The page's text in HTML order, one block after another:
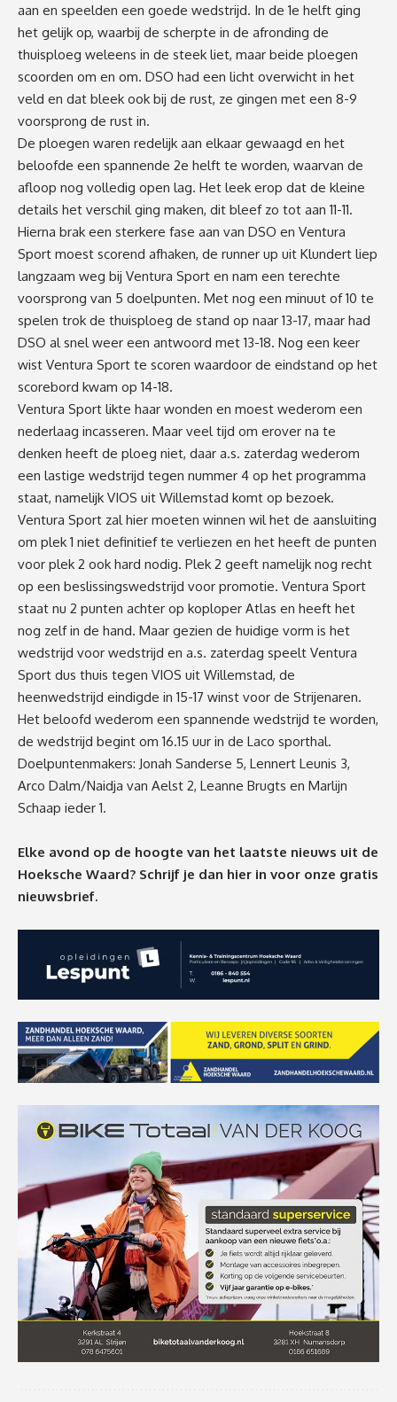
aan en speelden een goede wedstrijd. In de 1e helft ging
het gelijk op, waarbij de scherpte in de afronding de
thuisploeg weleens in de steek liet, maar beide ploegen
scoorden om en om. DSO had een licht overwicht in het
veld en dat bleek ook bij de rust, ze gingen met een 8-9
voorsprong de rust in.
De ploegen waren redelijk aan elkaar gewaagd en het
beloofde een spannende 2e helft te worden, waarvan de
afloop nog volledig open lag. Het leek erop dat de kleine
details het verschil ging maken, dit bleef zo tot aan 11-11.
Hierna brak een sterkere fase aan van DSO en Ventura
Sport moest scorend afhaken, de runner up uit Klundert liep
langzaam weg bij Ventura Sport en nam een terechte
voorsprong van 5 doelpunten. Met nog een minuut of 10 te
spelen trok de thuisploeg de stand op naar 13-17, maar had
DSO al snel weer een antwoord met 13-18. Nog een keer
wist Ventura Sport te scoren waardoor de eindstand op het
scorebord kwam op 14-18.
Ventura Sport likte haar wonden en moest wederom een
nederlaag incasseren. Maar veel tijd om erover na te
denken heeft de ploeg niet, daar a.s. zaterdag wederom
een lastige wedstrijd tegen nummer 4 op het programma
staat, namelijk VIOS uit Willemstad komt op bezoek.
Ventura Sport zal hier moeten winnen wil het de aansluiting
om plek 1 niet definitief te verliezen en het heeft de punten
voor plek 2 ook hard nodig. Plek 2 geeft namelijk nog recht
op een beslissingswedstrijd voor promotie. Ventura Sport
staat nu 2 punten achter op koploper Atlas en heeft het
nog zelf in de hand. Maar gezien de huidige vorm is het
wedstrijd voor wedstrijd en a.s. zaterdag speelt Ventura
Sport dus thuis tegen VIOS uit Willemstad, de
heenwedstrijd eindigde in 15-17 winst voor de Strijenaren.
Het beloofd wederom een spannende wedstrijd te worden,
de wedstrijd begint om 16.15 uur in de Laco sporthal.
Doelpuntenmakers: Jonah Sanderse 5, Lennert Leunis 3,
Arco Dalm/Naidja van Aelst 2, Leanne Brugts en Marlijn
Schaap ieder 1.
Elke avond op de hoogte van het laatste nieuws uit de
Hoeksche Waard? Schrijf je dan hier in voor onze gratis
nieuwsbrief.